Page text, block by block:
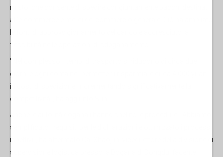
misto, che consente di spedire congiuntamente pacchi destinati
all'e-commerce e merci del commercio generale. Ciò ha ampliato
flessibilità nelle operazioni di sdoganamento.
"Nel complesso, i tempi di trasporto si riducono di circa due
giorni e ogni container permette di risparmiare circa 4.000 yuan
in costi di spedizione, incrementando significativamente la
competitività", ha aggiunto Sun.
Anche le autorità doganali hanno snellito le procedure. "Abbiamo
semplificato i requisiti per le dichiarazioni e ottimizzato i processi
ispettivi", ha affermato Cai Shaojun, vicedirettore della divisione di
supervisione logistica presso la Dogana di Dongdu, facente